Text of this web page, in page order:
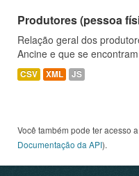
Produtores (pessoa
Relação geral dos
Ancine e que se
CSV XML JS
Você também pode ter acesso
Documentação da API).